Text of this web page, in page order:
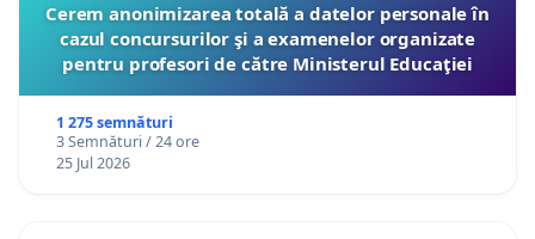
Cerem anonimizarea totală a datelor personale în
cazul concursurilor şi a examenelor organizate
pentru profesori de către Ministerul Educaţiei
1 275 semnături
3 Semnături / 24 ore
25 Jul 2026